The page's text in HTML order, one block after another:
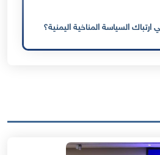
السياسة المناخية اليمنية؟